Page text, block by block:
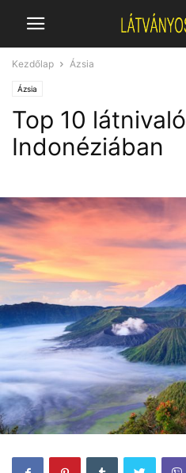
Kezdőlap Ázsia
Ázsia
Top 10 látnivaló
Indonéziában